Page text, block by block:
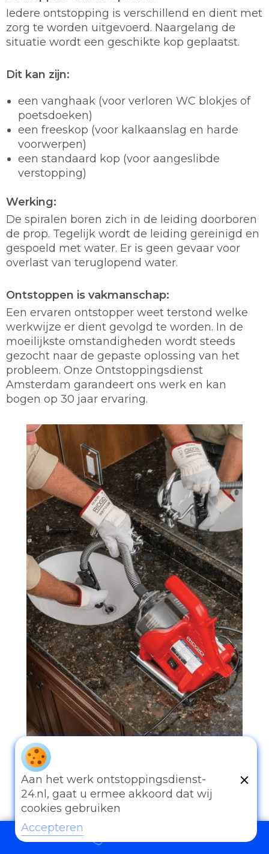
097006521500
Iedere ontstopping is verschillend en dient met
zorg te worden uitgevoerd. Naargelang de
situatie wordt een geschikte kop geplaatst.
Dit kan zijn:
een vanghaak (voor verloren WC blokjes of
poetsdoeken)
een freeskop (voor kalkaanslag en harde
voorwerpen)
een standaard kop (voor aangeslibde
verstopping)
Werking:
De spiralen boren zich in de leiding doorboren
de prop. Tegelijk wordt de leiding gereinigd en
gespoeld met water. Er is geen gevaar voor
overlast van teruglopend water.
Ontstoppen is vakmanschap:
Een ervaren ontstopper weet terstond welke
werkwijze er dient gevolgd te worden. In de
moeilijkste omstandigheden wordt steeds
gezocht naar de gepaste oplossing van het
probleem. Onze Ontstoppingsdienst
Amsterdam garandeert ons werk en kan
bogen op 30 jaar ervaring.
Aan het werk ontstoppingsdienst-
24.nl, gaat u ermee akkoord dat wij
cookies gebruiken
Accepteren